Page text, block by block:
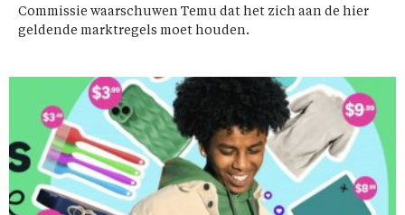
Commissie waarschuwen Temu dat het zich aan de hier
geldende marktregels moet houden.